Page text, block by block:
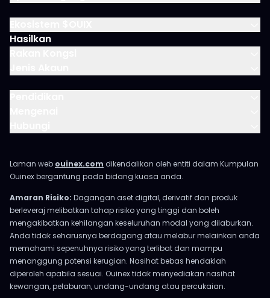
Hasilkan
Laman web ouinex.com dikendalikan oleh entiti dalam Kumpulan
Ouinex bergantung pada bidang kuasa anda.
Amaran Risiko: Dagangan aset digital, derivatif dan produk
berleveraj melibatkan tahap risiko yang tinggi dan boleh
mengakibatkan kehilangan keseluruhan modal yang dilaburkan.
Anda tidak seharusnya berdagang atau melabur melainkan anda
memahami sepenuhnya risiko yang terlibat dan mampu
menanggung potensi kerugian. Nasihat bebas hendaklah
diperoleh apabila sesuai. Ouinex tidak menyediakan nasihat
kewangan, pelaburan, undang-undang atau percukaian.